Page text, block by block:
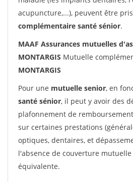
acupuncture,...), peuvent être
complémentaire santé sénior.
MAAF Assurances mutuelles
MONTARGIS Mutuelle
MONTARGIS
Pour une mutuelle senior, en
santé sénior, il peut y avoir des
plafonnement de
sur certaines prestations
optiques, dentaires, et
l'absence de couverture
équivalente.